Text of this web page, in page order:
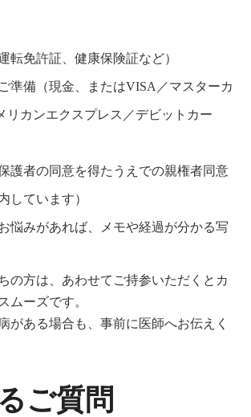
転免許証、健康保険証など）
準備（現金、またはVISA／マスターカ
リカンエクスプレス／デビットカー
護者の同意を得たうえでの親権者同意
しています）
悩みがあれば、メモや経過が分かる写
の方は、あわせてご持参いただくとカ
ムーズです。
がある場合も、事前に医師へお伝えく
ご質問